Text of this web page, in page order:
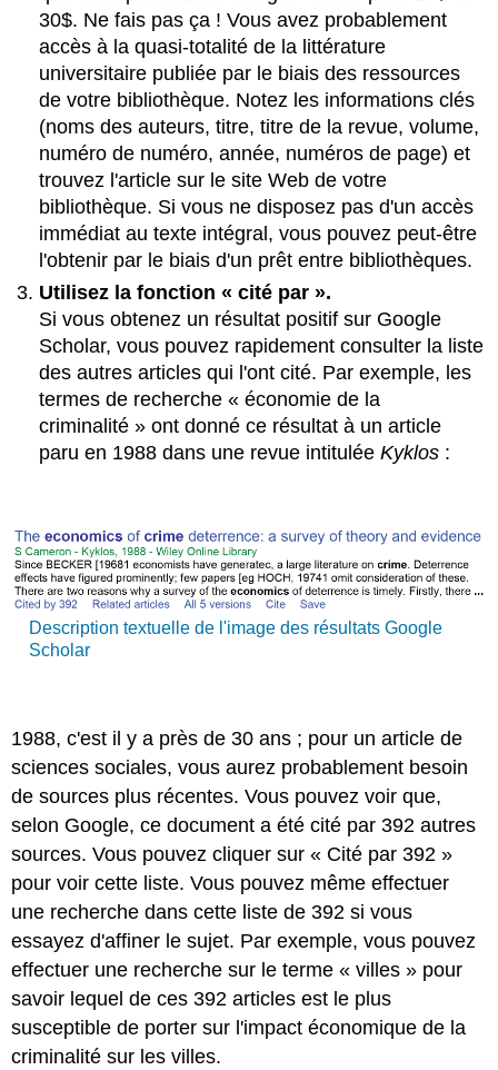
30$. Ne fais pas ça ! Vous avez probablement
accès à la quasi-totalité de la littérature
universitaire publiée par le biais des ressources
de votre bibliothèque. Notez les informations clés
(noms des auteurs, titre, titre de la revue, volume,
numéro de numéro, année, numéros de page) et
trouvez l'article sur le site Web de votre
bibliothèque. Si vous ne disposez pas d'un accès
immédiat au texte intégral, vous pouvez peut-être
l'obtenir par le biais d'un prêt entre bibliothèques.
Utilisez la fonction « cité par ».
Si vous obtenez un résultat positif sur Google
Scholar, vous pouvez rapidement consulter la liste
des autres articles qui l'ont cité. Par exemple, les
termes de recherche « économie de la
criminalité » ont donné ce résultat à un article
paru en 1988 dans une revue intituléeKyklos :
Description textuelle de l'image des résultats Google
Scholar
1988, c'est il y a près de 30 ans ; pour un article de
sciences sociales, vous aurez probablement besoin
de sources plus récentes. Vous pouvez voir que,
selon Google, ce document a été cité par 392 autres
sources. Vous pouvez cliquer sur « Cité par 392 »
pour voir cette liste. Vous pouvez même effectuer
une recherche dans cette liste de 392 si vous
essayez d'affiner le sujet. Par exemple, vous pouvez
effectuer une recherche sur le terme « villes » pour
savoir lequel de ces 392 articles est le plus
susceptible de porter sur l'impact économique de la
criminalité sur les villes.